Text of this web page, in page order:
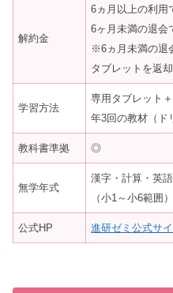
解約金
6ヵ月以上の利用
6ヶ月未満の退会
※6ヵ月未満の退
タブレットを返
学習方法
専用タブレット＋
年3回の教材（ド
教科書準拠 ◎
無学年式
漢字・計算・英
（小1～小6範囲）
公式HP 進研ゼミ公式サ